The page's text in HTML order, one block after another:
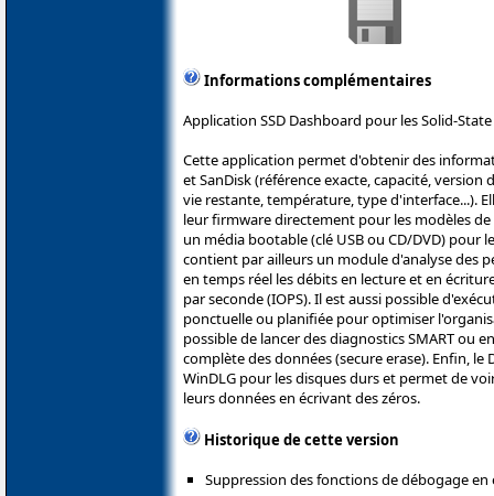
Informations complémentaires
Application SSD Dashboard pour les Solid-State
Cette application permet d'obtenir des
et SanDisk (référence exacte, capacité, version
vie restante, température, type d'interface...).
leur firmware directement pour les modèles
un média bootable (clé USB ou CD/DVD) pour
contient par ailleurs un module d'analyse des
en temps réel les débits en lecture et en
par seconde (IOPS). Il est aussi possible
ponctuelle ou planifiée pour optimiser
possible de lancer des diagnostics SMART ou
complète des données (secure erase). Enfin,
WinDLG pour les disques durs et permet de
leurs données en écrivant des zéros.
Historique de cette version
Suppression des fonctions de débogage en